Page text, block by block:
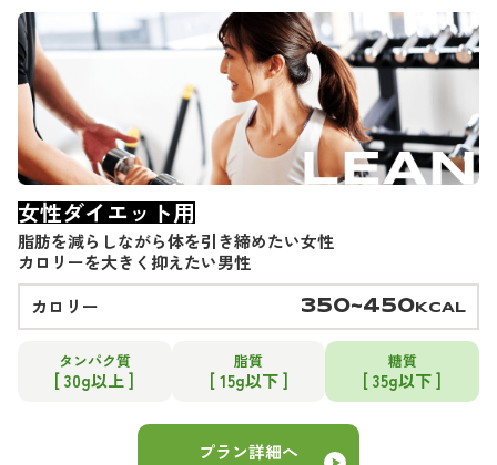
女性ダイエット用
脂肪を減らしながら体を引き締めたい女性
カロリーを大きく抑えたい男性
カロリー
350~450 KCAL
タンパク質
[ 30g以上 ]
脂質
[ 15g以下 ]
糖質
[ 35g以下 ]
プラン詳細へ